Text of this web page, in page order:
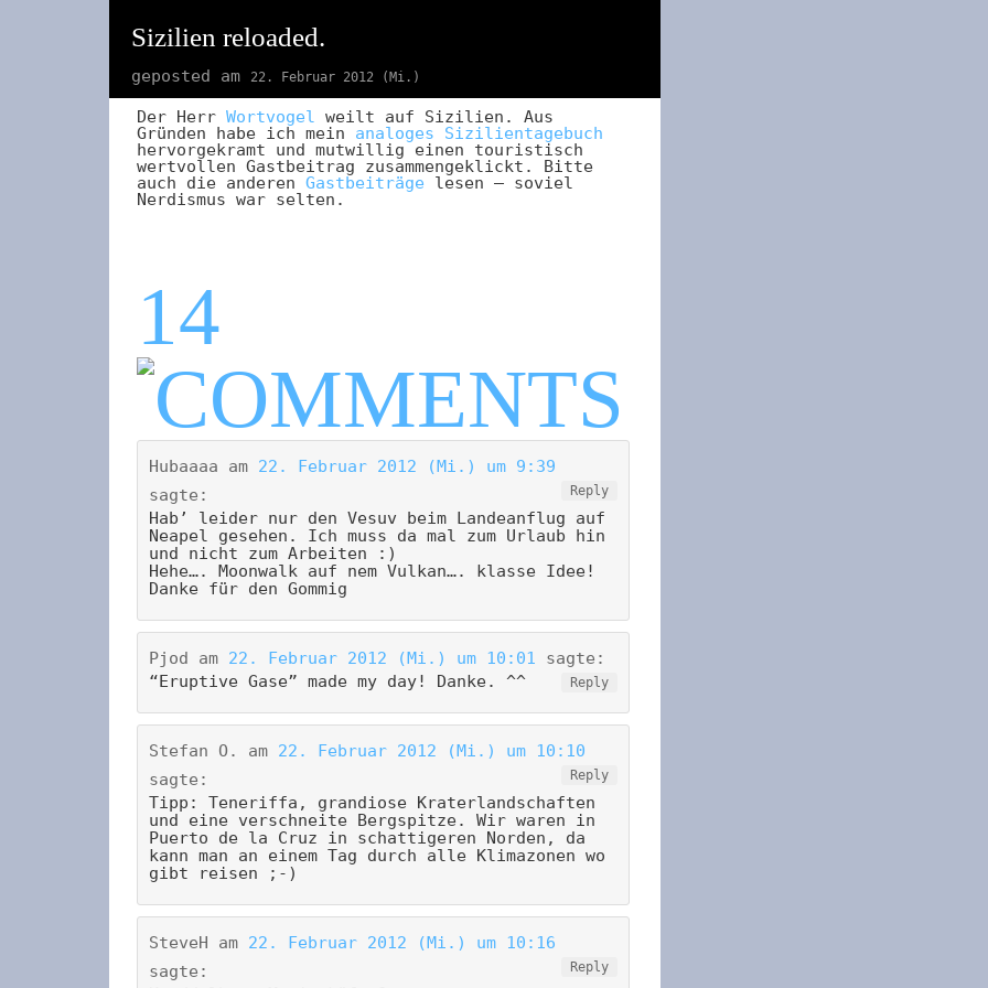
Sizilien reloaded.
geposted am 22. Februar 2012 (Mi.)
Der Herr Wortvogel
weilt auf Sizilien. Aus
Gründen habe ich mein analoges Sizilientagebuch
hervorgekramt und mutwillig einen touristisch
wertvollen Gastbeitrag zusammengeklickt. Bitte
auch die anderen Gastbeiträge lesen – soviel
Nerdismus war selten.
14
Hubaaaa am 22. Februar 2012 (Mi.) um 9:39
sagte:
Reply
Hab’ leider nur den Vesuv beim Landeanflug auf
Neapel gesehen. Ich muss da mal zum Urlaub hin
und nicht zum Arbeiten :)
Hehe…. Moonwalk auf nem Vulkan…. klasse Idee!
Danke für den Gommig
Pjod am 22. Februar 2012 (Mi.) um 10:01 sagte:
Reply
“Eruptive Gase” made my day! Danke. ^^
Stefan O. am 22. Februar 2012 (Mi.) um 10:10
sagte:
Reply
Tipp: Teneriffa, grandiose Kraterlandschaften
und eine verschneite Bergspitze. Wir waren in
Puerto de la Cruz in schattigeren Norden, da
kann man an einem Tag durch alle Klimazonen wo
gibt reisen ;-)
SteveH am 22. Februar 2012 (Mi.) um 10:16
sagte:
Reply